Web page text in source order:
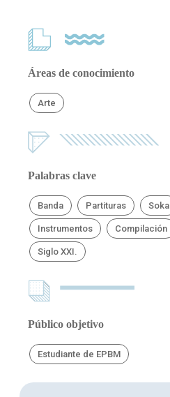
Áreas de conocimiento
Arte
Palabras clave
Banda Partituras Soka
Instrumentos Compilación
Siglo XXI.
Público objetivo
Estudiante de EPBM